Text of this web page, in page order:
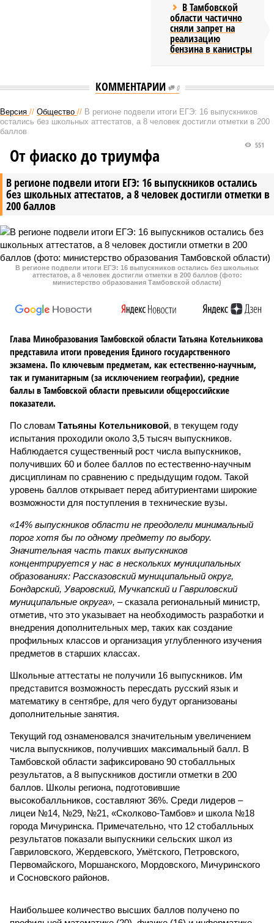
В Тамбовской
области частично
сняли запрет на
реализацию
бензина в канистры
КОММЕНТАРИИ 0
Версия // Общество // В регионе подвели итоги ЕГЭ: 16 выпускников
остались без школьных аттестатов, а 8 человек достигли отметки в 200
баллов
В регионе подвели итоги ЕГЭ: 16 выпускников остались
без школьных аттестатов, а 8 человек достигли отметки в
200 баллов
551
От фиаско до триумфа
В регионе подвели итоги ЕГЭ: 16 выпускников остались без школьных
аттестатов, а 8 человек достигли отметки в 200 баллов (фото:
министерство образования Тамбовской области)
Глава Минобразования Тамбовской области Татьяна Котельникова
представила итоги проведения Единого государственного
экзамена. По ключевым предметам, как естественно-научным,
так и гуманитарным (за исключением географии), средние
баллы в Тамбовской области превысили общероссийские
показатели.
По словам Татьяны Котельниковой, в текущем году
испытания проходили около 3,5 тысяч выпускников.
Наблюдается существенный рост числа выпускников,
получивших 60 и более баллов по естественно-научным
дисциплинам по сравнению с предыдущим годом. Такой
уровень баллов открывает перед абитуриентами широкие
возможности для поступления в технические вузы.
«14% выпускников области не преодолели минимальный
порог хотя бы по одному предмету по выбору.
Значительная часть таких выпускников
концентрируется у нас в нескольких муниципальных
образованиях: Рассказовский муниципальный округ,
Бондарский, Уваровский, Мучкапский и Гавриловский
муниципальные округа», – сказала региональный министр,
отметив, что это указывает на необходимость разработки и
внедрения дополнительных мер, таких как создание
профильных классов и организация углубленного изучения
предметов в старших классах.
Школьные аттестаты не получили 16 выпускников. Им
представится возможность пересдать русский язык и
математику в сентябре, для чего будут организованы
дополнительные занятия.
Текущий год ознаменовался значительным увеличением
числа выпускников, получивших максимальный балл. В
Тамбовской области зафиксировано 90 стобалльных
результатов, а 8 выпускников достигли отметки в 200
баллов. Школы региона, подготовившие
высокобалльников, составляют 36%. Среди лидеров –
лицеи №14, №29, №21, «Сколково-Тамбов» и школа №18
города Мичуринска. Примечательно, что 12 стобалльных
результатов показали выпускники сельских школ из
Гавриловского, Жердевского, Умётского, Петровского,
Первомайского, Моршанского, Мордовского, Мичуринского
и Сосновского районов.
Наибольшее количество высших баллов получено по